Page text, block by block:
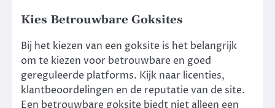
Kies Betrouwbare Goksites
Bij het kiezen van een goksite is het belangrijk
om te kiezen voor betrouwbare en goed
gereguleerde platforms. Kijk naar licenties,
klantbeoordelingen en de reputatie van de site.
Een betrouwbare goksite biedt niet alleen een